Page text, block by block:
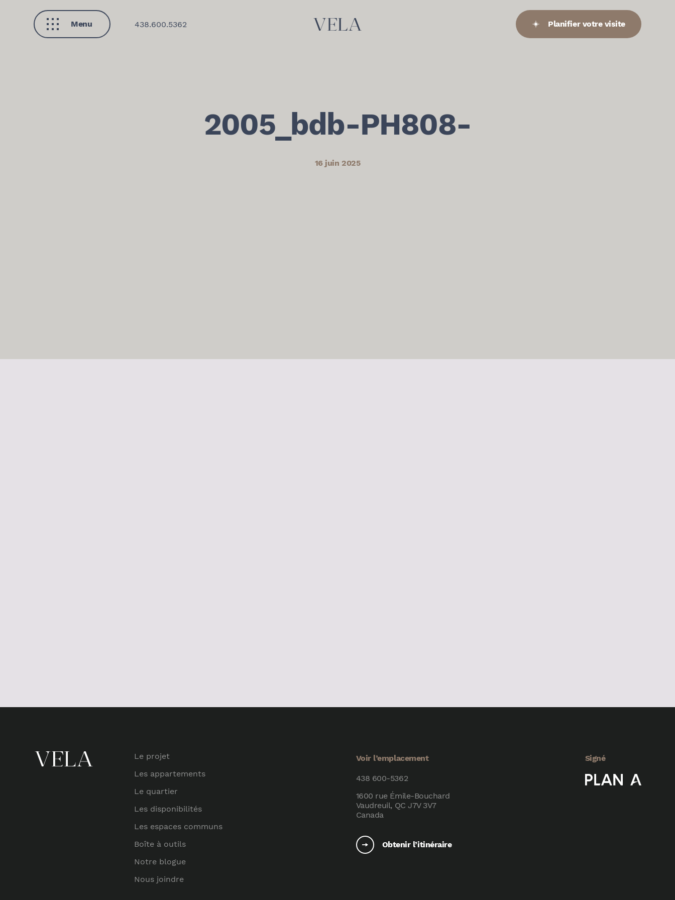
Menu
Fermer
438.600.5362 Planifier votre visite
2005_bdb-PH808-
16 juin 2025
Le projet
Les appartements
Le quartier
Les disponibilités
Les espaces communs
Boîte à outils
Notre blogue
Nous joindre
Voir l’emplacement
438 600-5362
1600 rue Émile-Bouchard
Vaudreuil, QC J7V 3V7
Canada
Obtenir l’itinéraire
Signé